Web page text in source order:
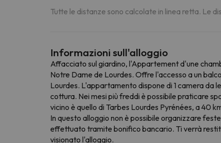
Tutte le distanze sono calcolate in linea retta. Le
Informazioni sull'alloggio
Affacciato sul giardino, l'Appartement d'une
Notre Dame de Lourdes. Offre l'accesso a un
Lourdes. L'appartamento dispone di 1 camera
cottura. Nei mesi più freddi è possibile praticare
vicino è quello di Tarbes Lourdes Pyrénées, a 40
In questo alloggio non è possibile organizzare
effettuato tramite bonifico bancario. Ti verrà
visionato l'alloggio.